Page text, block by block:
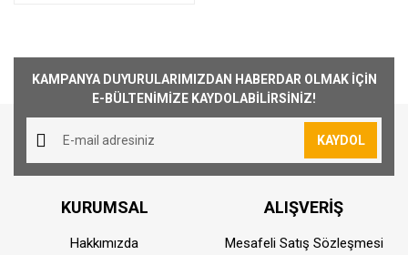
KAMPANYA DUYURULARIMIZDAN HABERDAR OLMAK İÇİN
E-BÜLTENİMİZE KAYDOLABİLİRSİNİZ!
KAYDOL
KURUMSAL
Hakkımızda
ALIŞVERİŞ
Mesafeli Satış Sözleşmesi